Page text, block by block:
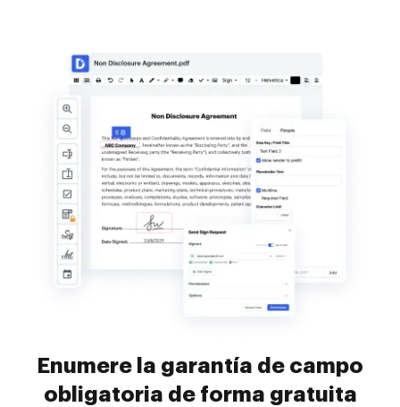
Enumere la garantía de campo
obligatoria de forma gratuita